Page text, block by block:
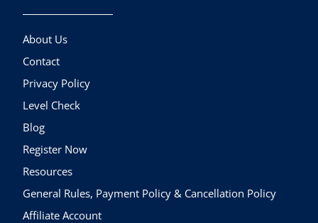
About Us
Contact
Privacy Policy
Level Check
Blog
Register Now
Resources
General Rules, Payment Policy & Cancellation Policy
Affiliate Account